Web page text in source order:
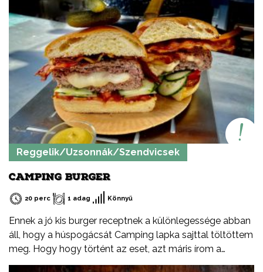
Balatont is egész évben látogathatod! Jó főzést, és jó
étvágyát kívánok!
Reggelik/Uzsonnák/Szendvicsek
CAMPING BURGER
20 perc 1 adag Könnyű
Ennek a jó kis burger receptnek a különlegessége abban
áll, hogy a húspogácsát Camping lapka sajttal töltöttem
meg. Hogy hogy történt az eset, azt máris írom a
receptben!